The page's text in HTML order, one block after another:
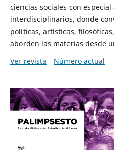
ciencias sociales con
interdisciplinarios, donde
políticas, artísticas,
aborden las materias desde
Ver revista
Número actual